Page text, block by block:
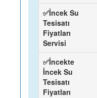
✅İncek Su
Tesisatı
Fiyatları
Servisi
✅İncekte
İncek Su
Tesisatı
Fiyatları